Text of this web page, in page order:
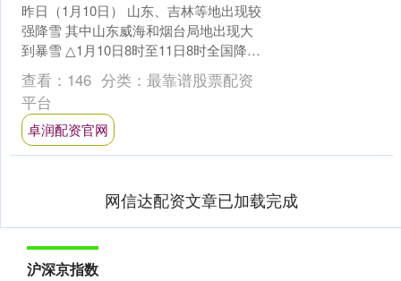
昨日（1月10日） 山东、吉林等地出现较
强降雪 其中山东威海和烟台局地出现大
到暴雪 △1月10日8时至11日8时全国降水
实况图（局部） 华北、黄淮等地出现大
风降....
查看： 146 分类： 最靠谱股票配资
平台
卓润配资官网
网信达配资文章已加载完成
沪深京指数